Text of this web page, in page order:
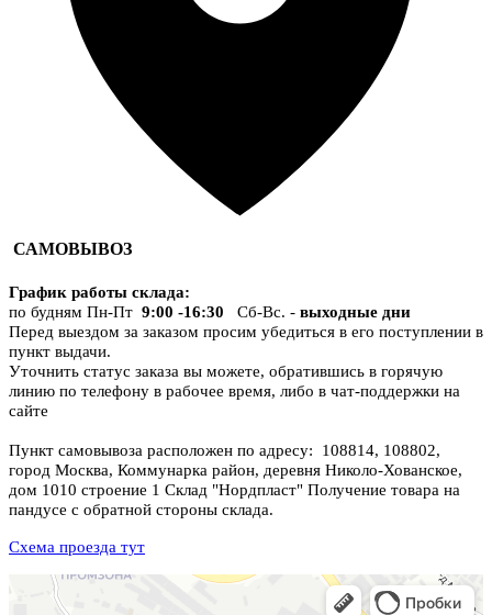
САМОВЫВОЗ
График работы склада:
по будням Пн-Пт 9:00 -16:30 Сб-Вс. - выходные дни
Перед выездом за заказом просим убедиться в его поступлении в
пункт выдачи.
Уточнить статус заказа вы можете, обратившись в горячую
линию по телефону в рабочее время, либо в чат-поддержки на
сайте
Пункт самовывоза расположен по адресу: 108814, 108802,
город Москва, Коммунарка район, деревня Николо-Хованское,
дом 1010 строение 1 Склад "Нордпласт" Получение товара на
пандусе с обратной стороны склада.
Схема проезда тут